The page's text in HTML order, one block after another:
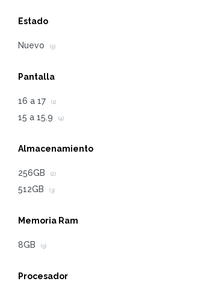
Estado
Nuevo (5)
Pantalla
16 a 17 (1)
15 a 15.9 (4)
Almacenamiento
256GB (2)
512GB (3)
Memoria Ram
8GB (5)
Procesador